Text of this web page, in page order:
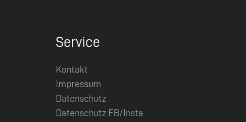
Service
Kontakt
Impressum
Datenschutz
Datenschutz FB/Insta